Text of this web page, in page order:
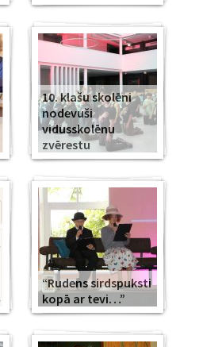
10. klašu skolēni
nodevuši
vidusskolēnu
zvērestu
“Rudens sirdspuksti
kopā ar tevi…”